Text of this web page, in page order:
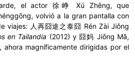
el actor 徐峥 Xú Zhēng, que
volvió a la gran pantalla con
viajes: 人再囧途之泰囧 Rén Zài Jiǒng
en Tailandia (2012) y 囧妈 Jiǒng Mā,
ahora magníficamente dirigidas por el